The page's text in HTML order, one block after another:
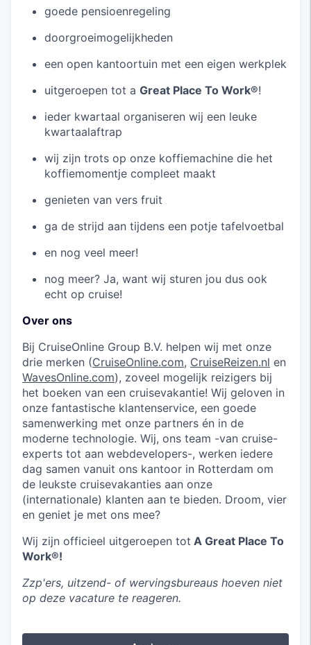
goede pensioenregeling
doorgroeimogelijkheden
een open kantoortuin met een eigen werkplek
uitgeroepen tot a Great Place To Work®!
ieder kwartaal organiseren wij een leuke
kwartaalaftrap
wij zijn trots op onze koffiemachine die het
koffiemomentje compleet maakt
genieten van vers fruit
ga de strijd aan tijdens een potje tafelvoetbal
en nog veel meer!
nog meer? Ja, want wij sturen jou dus ook
echt op cruise!
Over ons
Bij CruiseOnline Group B.V. helpen wij met onze
drie merken (CruiseOnline.com, CruiseReizen.nl en
WavesOnline.com), zoveel mogelijk reizigers bij
het boeken van een cruisevakantie! Wij geloven in
onze fantastische klantenservice, een goede
samenwerking met onze partners én in de
moderne technologie. Wij, ons team -van cruise-
experts tot aan webdevelopers-, werken iedere
dag samen vanuit ons kantoor in Rotterdam om
de leukste cruisevakanties aan onze
(internationale) klanten aan te bieden. Droom, vier
en geniet je met ons mee?
Wij zijn officieel uitgeroepen tot A Great Place To
Work®!
Zzp'ers, uitzend- of wervingsbureaus hoeven niet
op deze vacature te reageren.